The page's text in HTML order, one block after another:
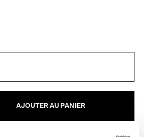
AJOUTER AU PANIER